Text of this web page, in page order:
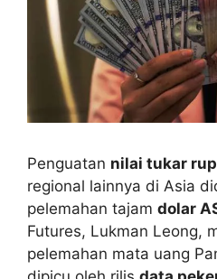
Penguatan nilai tukar
regional lainnya di Asia
pelemahan tajam dolar
Futures, Lukman Leong,
pelemahan mata uang